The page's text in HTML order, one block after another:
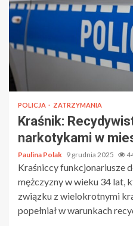
POLICJA ZATRZYMANIA
Kraśnik:
narkotykami w
Paulina Polak 9 grudnia 2025
Kraśniccy funkcjonariusze
mężczyzny w wieku 34 lat,
związku z wielokrotnymi
popełniał w warunkach